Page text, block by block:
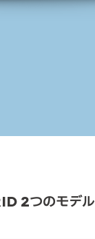
2つのモデル